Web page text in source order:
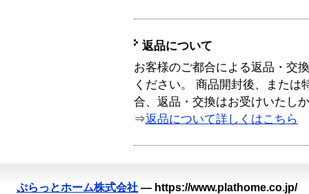
返品について
お客様のご都合による返品・交
ください。 商品開封後、または
合、返品・交換はお受けいたし
⇒返品について詳しくはこちら
ぷらっとホーム株式会社 — https://www.plathome.co.jp/